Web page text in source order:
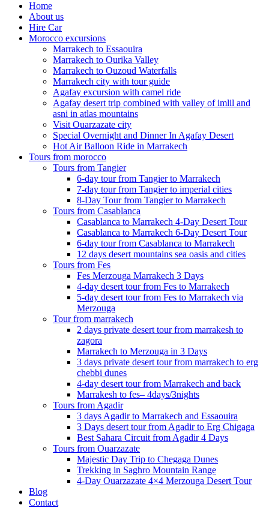
Home
About us
Hire Car
Morocco excursions
Marrakech to Essaouira
Marrakech to Ourika Valley
Marrakech to Ouzoud Waterfalls
Marrakech city with tour guide
Agafay excursion with camel ride
Agafay desert trip combined with valley of imlil and
asni in atlas mountains
Visit Ouarzazate city
Special Overnight and Dinner In Agafay Desert
Hot Air Balloon Ride in Marrakech
Tours from morocco
Tours from Tangier
6-day tour from Tangier to Marrakech
7-day tour from Tangier to imperial cities
8-Day Tour from Tangier to Marrakech
Tours from Casablanca
Casablanca to Marrakech 4-Day Desert Tour
Casablanca to Marrakech 6-Day Desert Tour
6-day tour from Casablanca to Marrakech
12 days desert mountains sea oasis and cities
Tours from Fes
Fes Merzouga Marrakech 3 Days
4-day desert tour from Fes to Marrakech
5-day desert tour from Fes to Marrakech via
Merzouga
Tour from marrakech
2 days private desert tour from marrakesh to
zagora
Marrakech to Merzouga in 3 Days
3 days private desert tour from marrakech to erg
chebbi dunes
4-day desert tour from Marrakech and back
Marrakesh to fes– 4days/3nights
Tours from Agadir
3 days Agadir to Marrakech and Essaouira
3 Days desert tour from Agadir to Erg Chigaga
Best Sahara Circuit from Agadir 4 Days
Tours from Ouarzazate
Majestic Day Trip to Chegaga Dunes
Trekking in Saghro Mountain Range
4-Day Ouarzazate 4×4 Merzouga Desert Tour
Blog
Contact